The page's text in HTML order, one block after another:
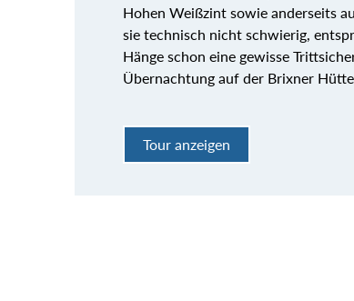
Hohen Weißzint sowie anderseits
sie technisch nicht schwierig,
Hänge schon eine gewisse
Übernachtung auf der Brixner
Tour anzeigen